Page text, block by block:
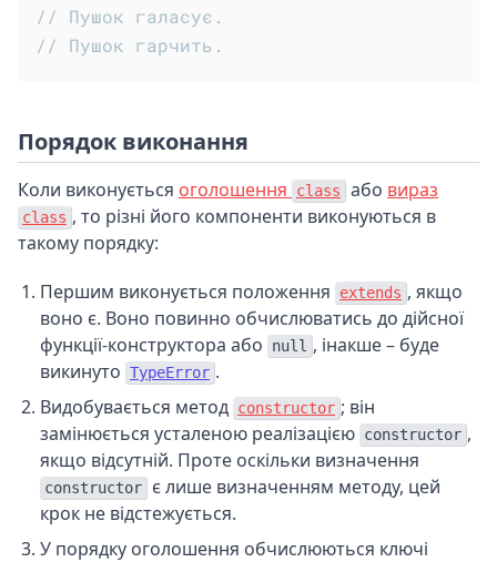
// Пушок галасує.
// Пушок гарчить.
Порядок виконання
Коли виконується оголошення class або вираз
class , то різні його компоненти виконуються в
такому порядку:
Першим виконується положення
extends , якщо
воно є. Воно повинно обчислюватись до дійсної
функції-конструктора або
null , інакше – буде
викинуто TypeError .
Видобувається метод constructor ; він
замінюється усталеною реалізацією constructor ,
якщо відсутній. Проте оскільки визначення
constructor
є лише визначенням методу, цей
крок не відстежується.
У порядку оголошення обчислюються ключі